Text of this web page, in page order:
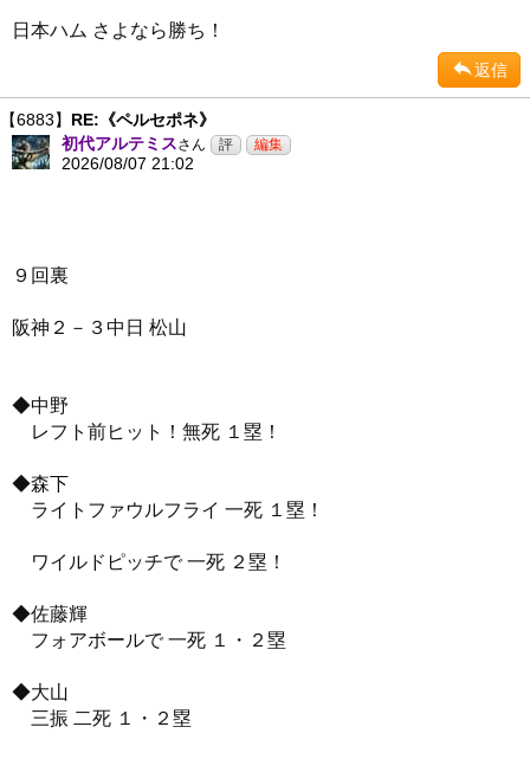
日本ハム さよなら勝ち！
返信
【6883】 RE:《ペルセポネ》
初代アルテミスさん
2026/08/07 21:02
９回裏
阪神２－３中日 松山
◆中野
レフト前ヒット！無死 １塁！
◆森下
ライトファウルフライ 一死 １塁！
ワイルドピッチで 一死 ２塁！
◆佐藤輝
フォアボールで 一死 １・２塁
◆大山
三振 二死 １・２塁